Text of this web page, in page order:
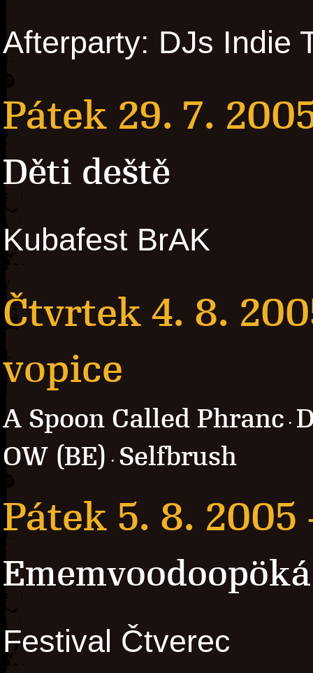
Afterparty: DJs Indie
Pátek 29. 7.
Děti deště
Kubafest BrAK
Čtvrtek 4. 8.
vopice
A Spoon Called Phranc ·
OW (BE) · Selfbrush
Pátek 5. 8. 2005
Ememvoodoopöká
Festival Čtverec